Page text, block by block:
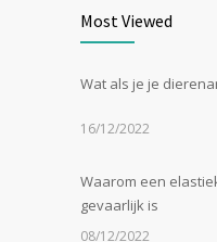
Most Viewed
Wat als je je
16/12/2022
Waarom een
gevaarlijk is
08/12/2022